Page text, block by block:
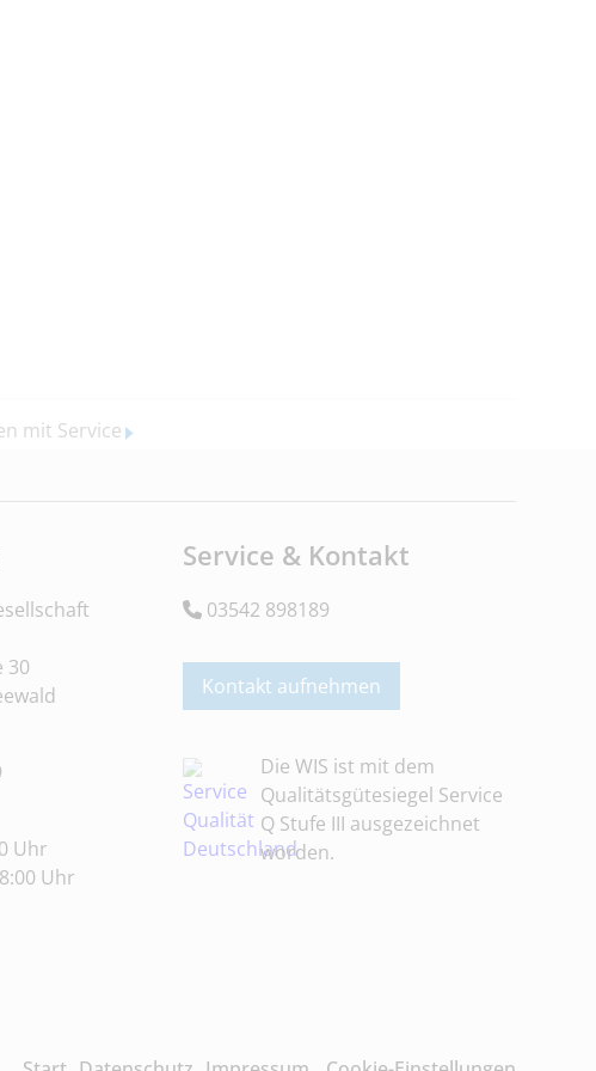
mit Service
30
Uhr
Uhr
Service & Kontakt
03542 898189
Kontakt aufnehmen
Die WIS ist mit dem
Qualitätsgütesiegel Service
Q Stufe III ausgezeichnet
worden.